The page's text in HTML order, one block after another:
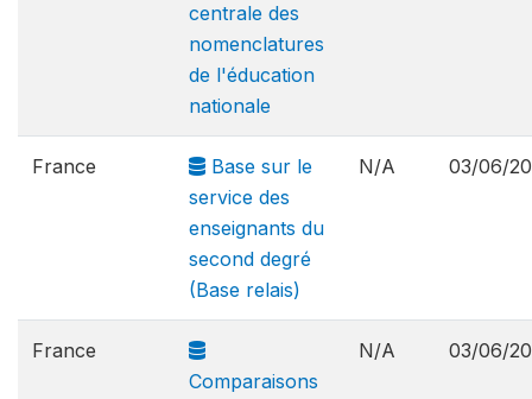
centrale des
nomenclatures
de l'éducation
nationale
France
Base sur le
service des
enseignants du
second degré
(Base relais)
N/A 03/06/
France
Comparaisons
N/A 03/06/